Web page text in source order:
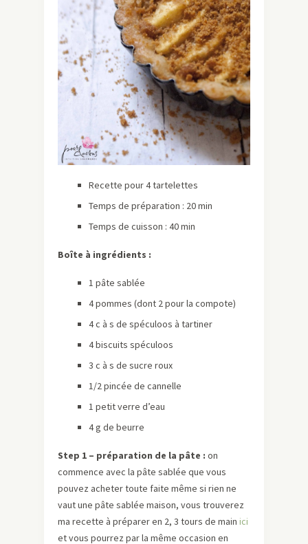
Recette pour 4 tartelettes
Temps de préparation : 20 min
Temps de cuisson : 40 min
Boîte à ingrédients :
1 pâte sablée
4 pommes (dont 2 pour la compote)
4 c à s de spéculoos à tartiner
4 biscuits spéculoos
3 c à s de sucre roux
1/2 pincée de cannelle
1 petit verre d’eau
4 g de beurre
Step 1 – préparation de la pâte : on
commence avec la pâte sablée que vous
pouvez acheter toute faite même si rien ne
vaut une pâte sablée maison, vous trouverez
ma recette à préparer en 2, 3 tours de main ici
et vous pourrez par la même occasion en